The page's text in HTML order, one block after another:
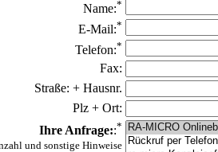
Name:*
E-Mail:*
Telefon:*
Fax:
Straße: + Hausnr.
Plz + Ort:
Ihre Anfrage::*
und sonstige Hinweise